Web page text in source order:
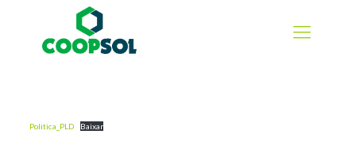
Politica_PLD Baixar